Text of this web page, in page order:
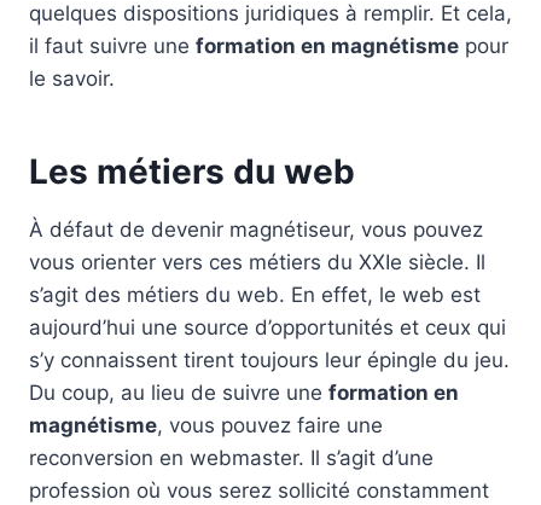
quelques dispositions juridiques à remplir. Et cela,
il faut suivre une formation en magnétisme pour
le savoir.
Les métiers du web
À défaut de devenir magnétiseur, vous pouvez
vous orienter vers ces métiers du XXIe siècle. Il
s’agit des métiers du web. En effet, le web est
aujourd’hui une source d’opportunités et ceux qui
s’y connaissent tirent toujours leur épingle du jeu.
Du coup, au lieu de suivre une formation en
magnétisme, vous pouvez faire une
reconversion en webmaster. Il s’agit d’une
profession où vous serez sollicité constamment